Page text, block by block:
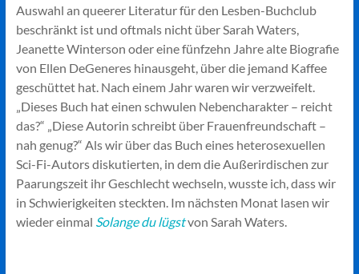
Auswahl an queerer Literatur für den Lesben-Buchclub
beschränkt ist und oftmals nicht über Sarah Waters,
Jeanette Winterson oder eine fünfzehn Jahre alte Biografie
von Ellen DeGeneres hinausgeht, über die jemand Kaffee
geschüttet hat. Nach einem Jahr waren wir verzweifelt.
„Dieses Buch hat einen schwulen Nebencharakter – reicht
das?“ „Diese Autorin schreibt über Frauenfreundschaft –
nah genug?“ Als wir über das Buch eines heterosexuellen
Sci-Fi-Autors diskutierten, in dem die Außerirdischen zur
Paarungszeit ihr Geschlecht wechseln, wusste ich, dass wir
in Schwierigkeiten steckten. Im nächsten Monat lasen wir
wieder einmal Solange du lügstvon Sarah Waters.